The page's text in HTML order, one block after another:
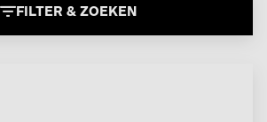
FILTER & ZOEKEN